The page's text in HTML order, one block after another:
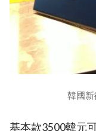
韓國新
基本款3500韓元